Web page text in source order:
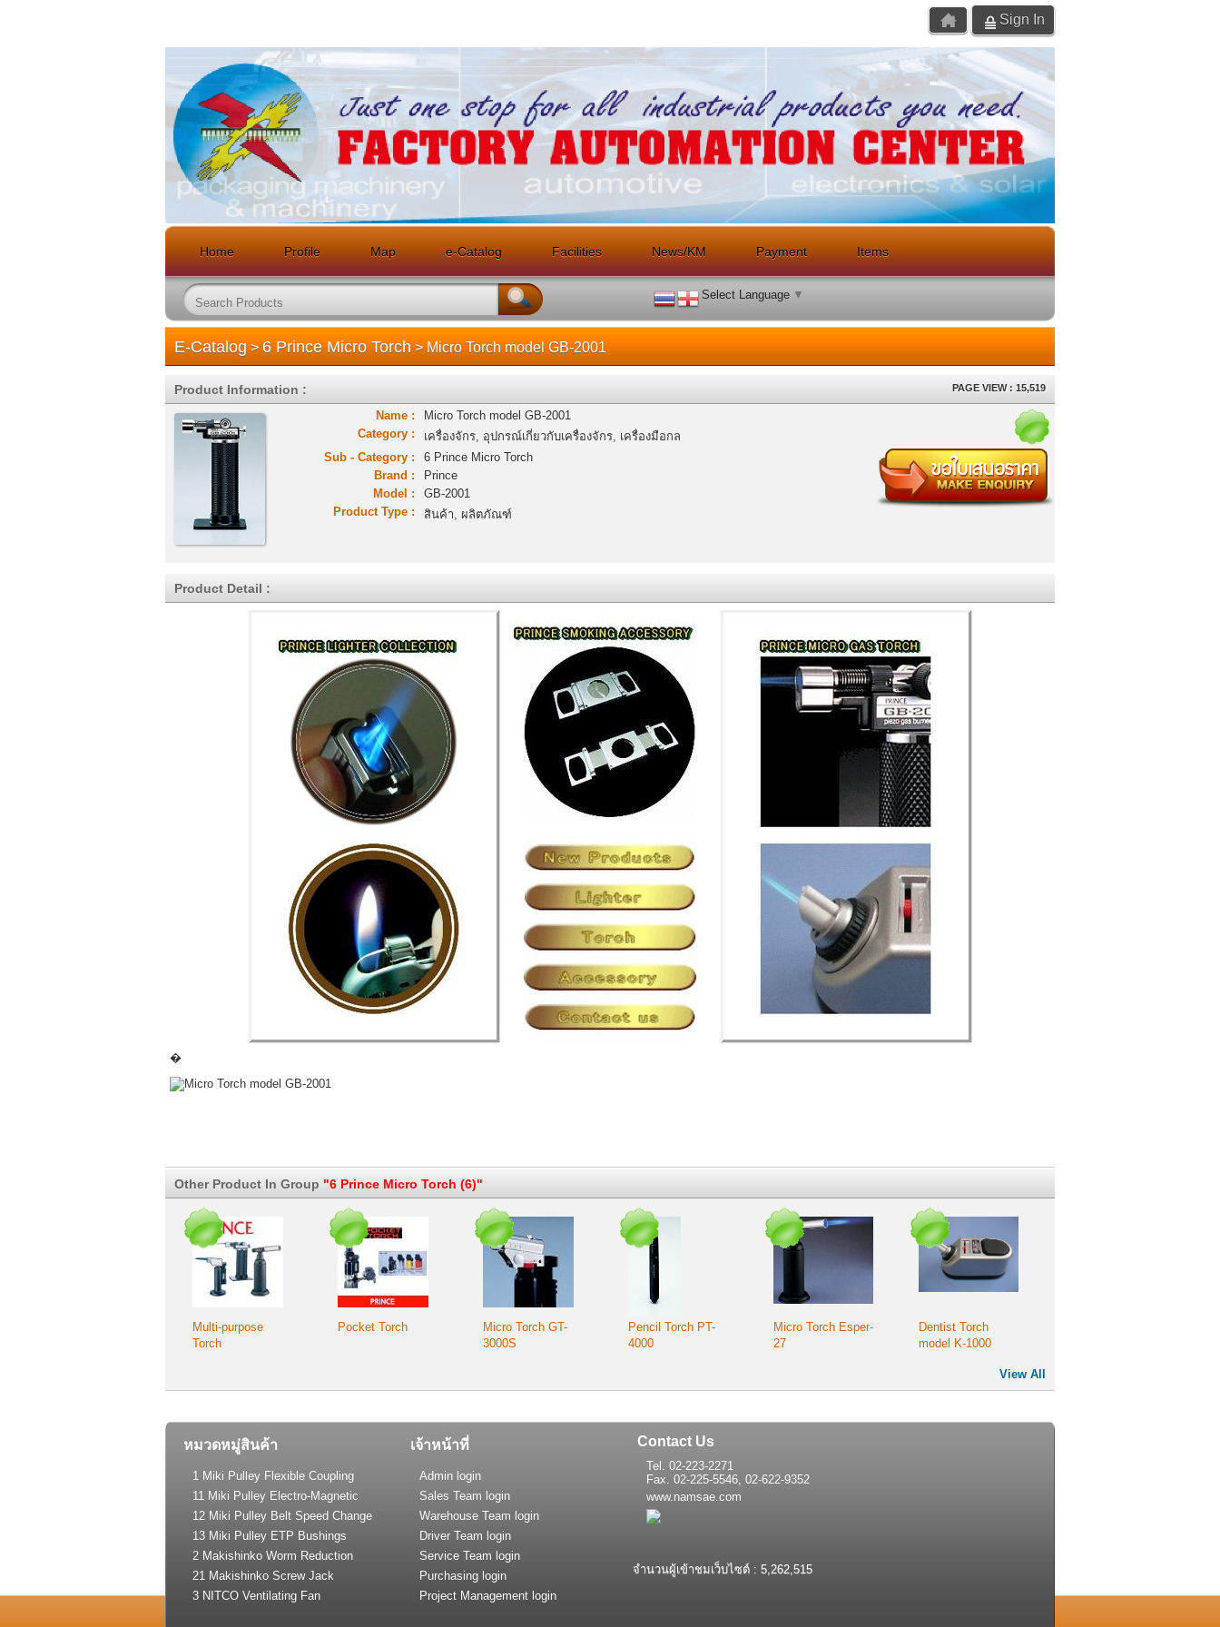
Sign In
Home Profile Map e-Catalog Facilities News/KM Payment Items
Select Language ▼
E-Catalog>6 Prince Micro Torch> Micro Torch model GB-2001
PAGE VIEW : 15,519
Product Information :
Name :
Micro Torch model GB-2001
Category :
เครื่องจักร, อุปกรณ์เกี่ยวกับเครื่องจักร, เครื่องมือกล
Sub - Category :
6 Prince Micro Torch
Brand :
Prince
Model :
GB-2001
Product Type :
สินค้า, ผลิตภัณฑ์
Product Detail :
�
Other Product In Group "6 Prince Micro Torch (6)"
Multi-purpose
Torch
Pocket Torch
Micro Torch GT-
3000S
Pencil Torch PT-
4000
Micro Torch Esper-
27
Dentist Torch
model K-1000
View All
หมวดหมู่สินค้า
1 Miki Pulley Flexible Coupling
11 Miki Pulley Electro-Magnetic
Clutch and Brake
12 Miki Pulley Belt Speed Change
Drive
13 Miki Pulley ETP Bushings
(Shaft Lock)
2 Makishinko Worm Reduction
Gear
21 Makishinko Screw Jack
3 NITCO Ventilating Fan
เจ้าหน้าที่
Admin login
Sales Team login
Warehouse Team login
Driver Team login
Service Team login
Purchasing login
Project Management login
Contact Us
Tel. 02-223-2271
Fax. 02-225-5546, 02-622-9352
www.namsae.com
จำนวนผู้เข้าชมเว็บไซต์ : 5,262,515